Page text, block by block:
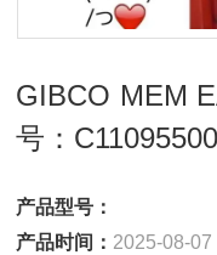
GIBCO MEM
号：
产品型号：
产品时间： 2025-08-07